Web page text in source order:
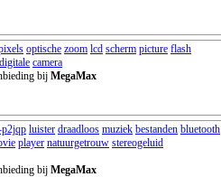
optische zoom lcd scherm picture flash
digitale camera
bij MegaMax
luister draadloos muziek bestanden bluetooth
player natuurgetrouw stereogeluid
bij MegaMax